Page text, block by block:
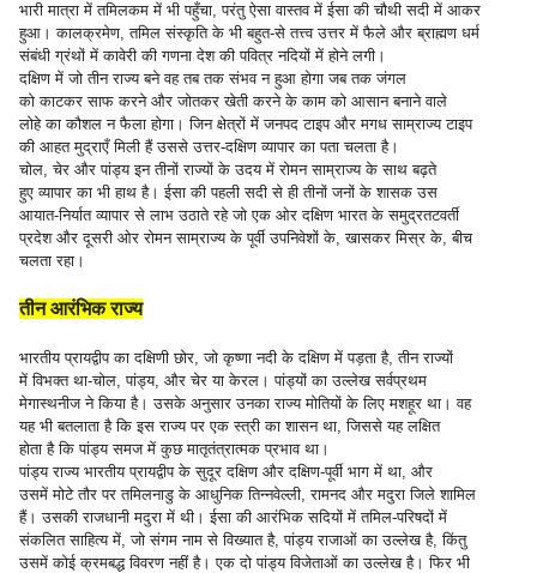
भारी मात्रा में तमिलकम में भी पहुँचा, परंतु ऐसा वास्तव में ईसा की चौथी सदी में आकर
हुआ। कालक्रमेण, तमिल संस्कृति के भी बहुत-से तत्त्व उत्तर में फैले और ब्राह्मण धर्म
संबंधी ग्रंथों में कावेरी की गणना देश की पवित्र नदियों में होने लगी।
दक्षिण में जो तीन राज्य बने वह तब तक संभव न हुआ होगा जब तक जंगल
को काटकर साफ करने और जोतकर खेती करने के काम को आसान बनाने वाले
लोहे का कौशल न फैला होगा। जिन क्षेत्रों में जनपद टाइप और मगध साम्राज्य टाइप
की आहत मुद्राएँ मिली हैं उससे उत्तर-दक्षिण व्यापार का पता चलता है।
चोल, चेर और पांड्य इन तीनों राज्यों के उदय में रोमन साम्राज्य के साथ बढ़ते
हुए व्यापार का भी हाथ है। ईसा की पहली सदी से ही तीनों जनों के शासक उस
आयात-निर्यात व्यापार से लाभ उठाते रहे जो एक ओर दक्षिण भारत के समुद्रतटवर्ती
प्रदेश और दूसरी ओर रोमन साम्राज्य के पूर्वी उपनिवेशों के, खासकर मिस्र के, बीच
चलता रहा।
तीन आरंभिक राज्य
भारतीय प्रायद्वीप का दक्षिणी छोर, जो कृष्णा नदी के दक्षिण में पड़ता है, तीन राज्यों
में विभक्त था-चोल, पांड्य, और चेर या केरल। पांड्यों का उल्लेख सर्वप्रथम
मेगास्थनीज ने किया है। उसके अनुसार उनका राज्य मोतियों के लिए मशहूर था। वह
यह भी बतलाता है कि इस राज्य पर एक स्त्री का शासन था, जिससे यह लक्षित
होता है कि पांड्य समज में कुछ मातृतंत्रात्मक प्रभाव था।
पांड्य राज्य भारतीय प्रायद्वीप के सुदूर दक्षिण और दक्षिण-पूर्वी भाग में था, और
उसमें मोटे तौर पर तमिलनाडु के आधुनिक तिन्नवेल्ली, रामनद और मदुरा जिले शामिल
हैं। उसकी राजधानी मदुरा में थी। ईसा की आरंभिक सदियों में तमिल-परिषदों में
संकलित साहित्य में, जो संगम नाम से विख्यात है, पांड्य राजाओं का उल्लेख है, किंतु
उसमें कोई क्रमबद्ध विवरण नहीं है। एक दो पांड्य विजेताओं का उल्लेख है। फिर भी